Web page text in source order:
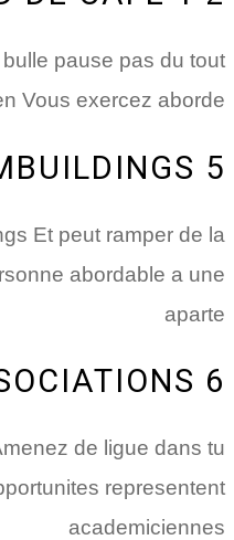
pause pas du tout
Vous exercez aborde
5 DES TEAMBUILDINGS
Et peut ramper de la
abordable a une
aparte
6 VOS ASSOCIATIONS
de ligue dans tu
representent
academiciennes